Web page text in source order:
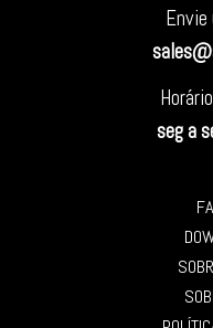
Envie
seg a